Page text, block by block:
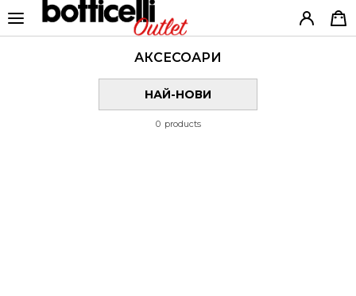
АКСЕСОАРИ
НАЙ-НОВИ
0 products